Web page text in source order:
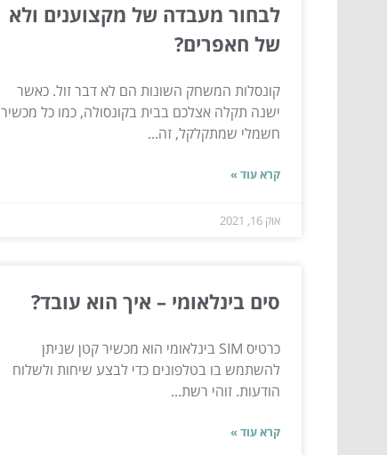
לבחור מעבדה של מקצוענים ולא
של חאפרים?
קונסלות המשחק השונות הם לא דבר זול. כאשר
ישנה תקלה אצלכם בבית בקונסולה, כמו כל מכשיר
חשמלי שמתקלקל, זה...
קרא עוד »
אוק 16, 2021
סים בינלאומי – איך הוא עובד?
כרטיס SIM בינלאומי הוא מכשיר קטן שניתן
להשתמש בו בטלפונים כדי לבצע שיחות ולשלוח
הודעות. זוהי רשת...
קרא עוד »